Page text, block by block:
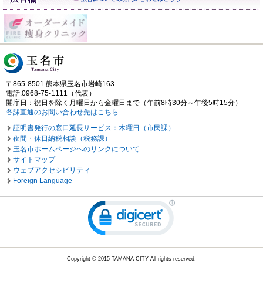
〒865-8501 熊本県玉名市岩崎163
電話:0968-75-1111（代表）
開庁日：祝日を除く月曜日から金曜日まで（午前8時30分～午後5時15分）
各課直通のお問い合わせ先はこちら
証明書発行の窓口延長サービス：木曜日（市民課）
夜間・休日納税相談（税務課）
玉名市ホームページへのリンクについて
サイトマップ
ウェブアクセシビリティ
Foreign Language
Copyright © 2015 TAMANA CITY All rights reserved.